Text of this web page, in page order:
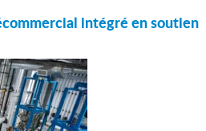
intégré en soutien